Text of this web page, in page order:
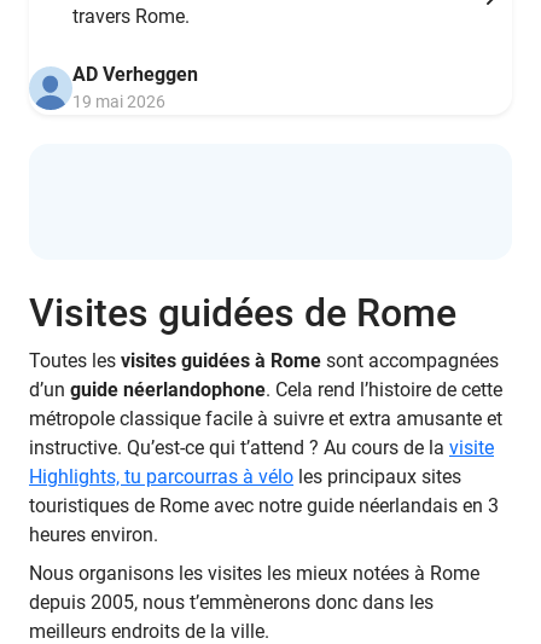
travers Rome.
AD Verheggen
19 mai 2026
Visites guidées de Rome
Toutes les visites guidées à Rome sont accompagnées
d’un guide néerlandophone. Cela rend l’histoire de cette
métropole classique facile à suivre et extra amusante et
instructive. Qu’est-ce qui t’attend ? Au cours de la visite
Highlights, tu parcourras à vélo les principaux sites
touristiques de Rome avec notre guide néerlandais en 3
heures environ.
Nous organisons les visites les mieux notées à Rome
depuis 2005, nous t’emmènerons donc dans les
meilleurs endroits de la ville.